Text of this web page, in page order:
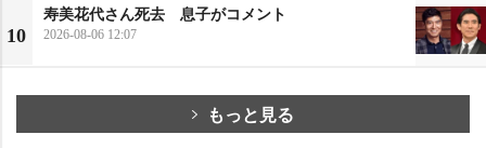
10
寿美花代さん死去 息子がコメント
2026-08-06 12:07
もっと見る